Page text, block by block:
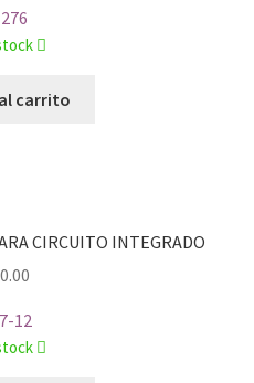
carrito
CIRCUITO INTEGRADO
12